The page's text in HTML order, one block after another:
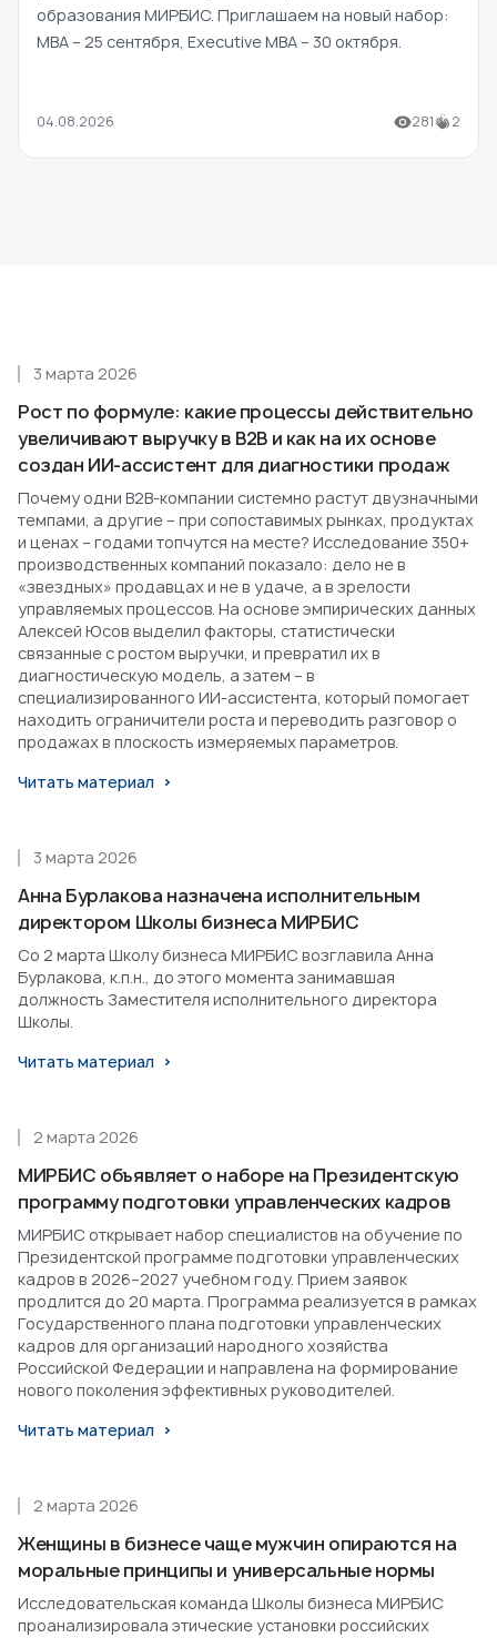
образования МИРБИС. Приглашаем на новый набор:
MBA – 25 сентября, Executive MBA – 30 октября.
04.08.2026 281 2
Рост по формуле: какие процессы действительно
увеличивают выручку в B2B и как на их основе
создан ИИ-ассистент для диагностики продаж
3 марта 2026
Почему одни B2B-компании системно растут двузначными
темпами, а другие – при сопоставимых рынках, продуктах
и ценах – годами топчутся на месте? Исследование 350+
производственных компаний показало: дело не в
«звездных» продавцах и не в удаче, а в зрелости
управляемых процессов. На основе эмпирических данных
Алексей Юсов выделил факторы, статистически
связанные с ростом выручки, и превратил их в
диагностическую модель, а затем – в
специализированного ИИ-ассистента, который помогает
находить ограничители роста и переводить разговор о
продажах в плоскость измеряемых параметров.
Читать материал
Анна Бурлакова назначена исполнительным
директором Школы бизнеса МИРБИС
3 марта 2026
Со 2 марта Школу бизнеса МИРБИС возглавила Анна
Бурлакова, к.п.н., до этого момента занимавшая
должность Заместителя исполнительного директора
Школы.
Читать материал
МИРБИС объявляет о наборе на Президентскую
программу подготовки управленческих кадров
2 марта 2026
МИРБИС открывает набор специалистов на обучение по
Президентской программе подготовки управленческих
кадров в 2026–2027 учебном году. Прием заявок
продлится до 20 марта. Программа реализуется в рамках
Государственного плана подготовки управленческих
кадров для организаций народного хозяйства
Российской Федерации и направлена на формирование
нового поколения эффективных руководителей.
Читать материал
Женщины в бизнесе чаще мужчин опираются на
моральные принципы и универсальные нормы
2 марта 2026
Исследовательская команда Школы бизнеса МИРБИС
проанализировала этические установки российских